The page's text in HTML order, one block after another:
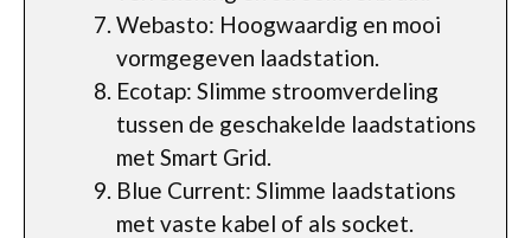
Webasto: Hoogwaardig en mooi
vormgegeven laadstation.
Ecotap: Slimme stroomverdeling
tussen de geschakelde laadstations
met Smart Grid.
Blue Current: Slimme laadstations
met vaste kabel of als socket.